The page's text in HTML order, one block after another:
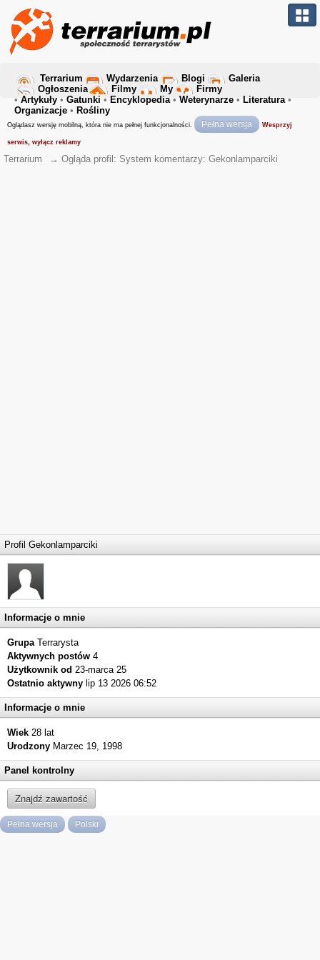
Terrarium Wydarzenia Blogi
Galeria
Ogłoszenia
Filmy My
Firmy
• Artykuły • Gatunki • Encyklopedia• Weterynarze • Literatura•
Organizacje • Rośliny
Oglądasz wersję mobilną, która nie ma pełnej funkcjonalności. Pełna wersja Wesprzyj
serwis, wyłącz reklamy
Terrarium → Ogląda profil: System komentarzy: Gekonlamparciki
Profil Gekonlamparciki
Informacje o mnie
GrupaTerrarysta
Aktywnych postów 4
Użytkownik od 23-marca 25
Ostatnio aktywny lip 13 2026 06:52
Informacje o mnie
Wiek 28 lat
Urodzony Marzec 19, 1998
Panel kontrolny
Znajdź zawartość
Pełna wersja Polski